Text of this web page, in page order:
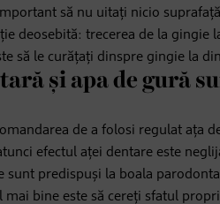
să nu uitați nicio
deosebită: trecerea de la gingie
să le curățați dinspre gingie la
și apa de gură
de a folosi regulat ața
efectul aței dentare este
sunt predispuși la boala
mai bine este să cereți sfatul